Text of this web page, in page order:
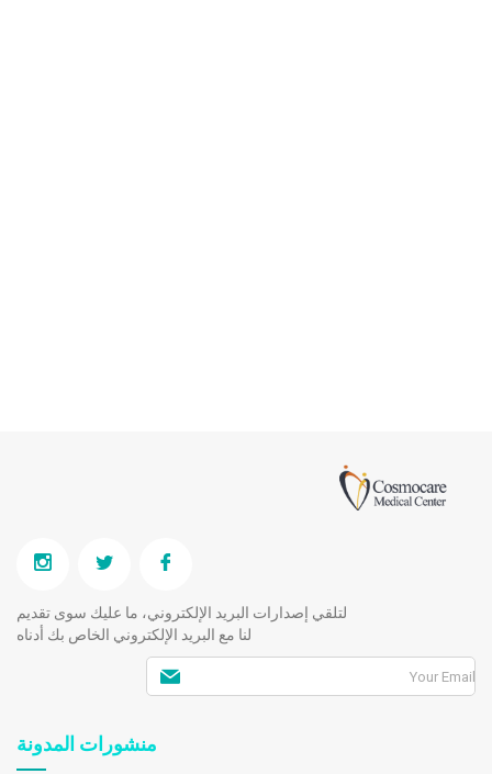
لتلقي إصدارات البريد الإلكتروني، ما عليك سوى تقديم
لنا مع البريد الإلكتروني الخاص بك أدناه
منشورات المدونة